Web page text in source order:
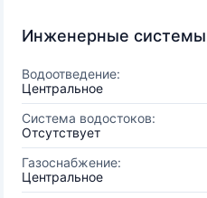
Инженерные системы
Водоотведение:
Центральное
Система водостоков:
Отсутствует
Газоснабжение:
Центральное